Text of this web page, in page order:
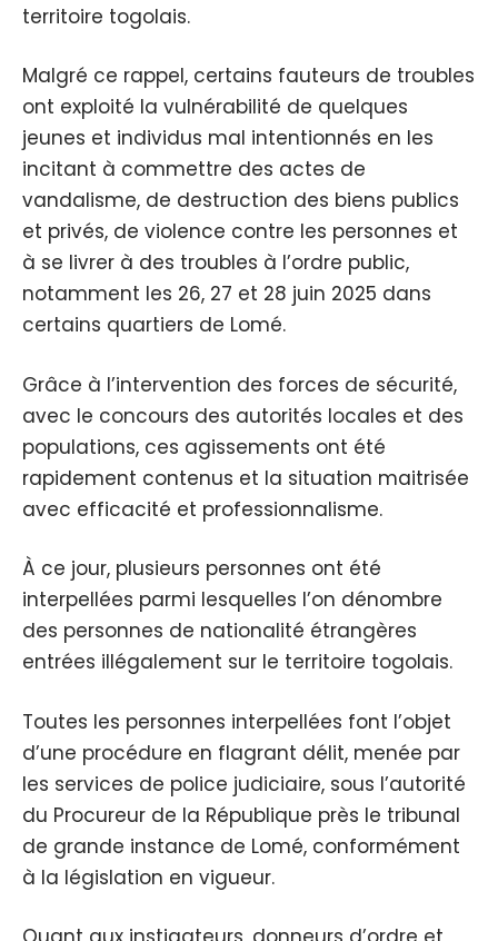
territoire togolais.
Malgré ce rappel, certains fauteurs de troubles
ont exploité la vulnérabilité de quelques
jeunes et individus mal intentionnés en les
incitant à commettre des actes de
vandalisme, de destruction des biens publics
et privés, de violence contre les personnes et
à se livrer à des troubles à l’ordre public,
notamment les 26, 27 et 28 juin 2025 dans
certains quartiers de Lomé.
Grâce à l’intervention des forces de sécurité,
avec le concours des autorités locales et des
populations, ces agissements ont été
rapidement contenus et la situation maitrisée
avec efficacité et professionnalisme.
À ce jour, plusieurs personnes ont été
interpellées parmi lesquelles l’on dénombre
des personnes de nationalité étrangères
entrées illégalement sur le territoire togolais.
Toutes les personnes interpellées font l’objet
d’une procédure en flagrant délit, menée par
les services de police judiciaire, sous l’autorité
du Procureur de la République près le tribunal
de grande instance de Lomé, conformément
à la législation en vigueur.